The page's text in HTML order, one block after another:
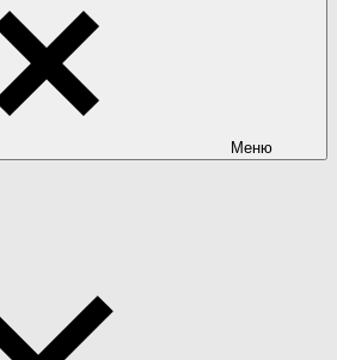
Меню